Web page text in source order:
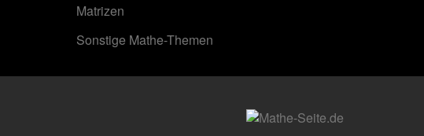
Matrizen
Sonstige Mathe-Themen